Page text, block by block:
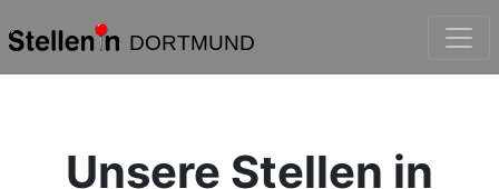
DORTMUND
Unsere Stellen in